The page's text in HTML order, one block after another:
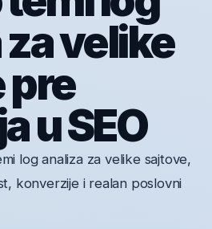
velike
pre
u SEO
log analiza za velike sajtove,
konverzije i realan poslovni